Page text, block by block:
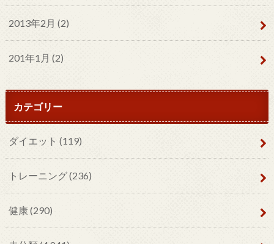
2013年2月 (2)
201年1月 (2)
カテゴリー
ダイエット (119)
トレーニング(236)
健康(290)